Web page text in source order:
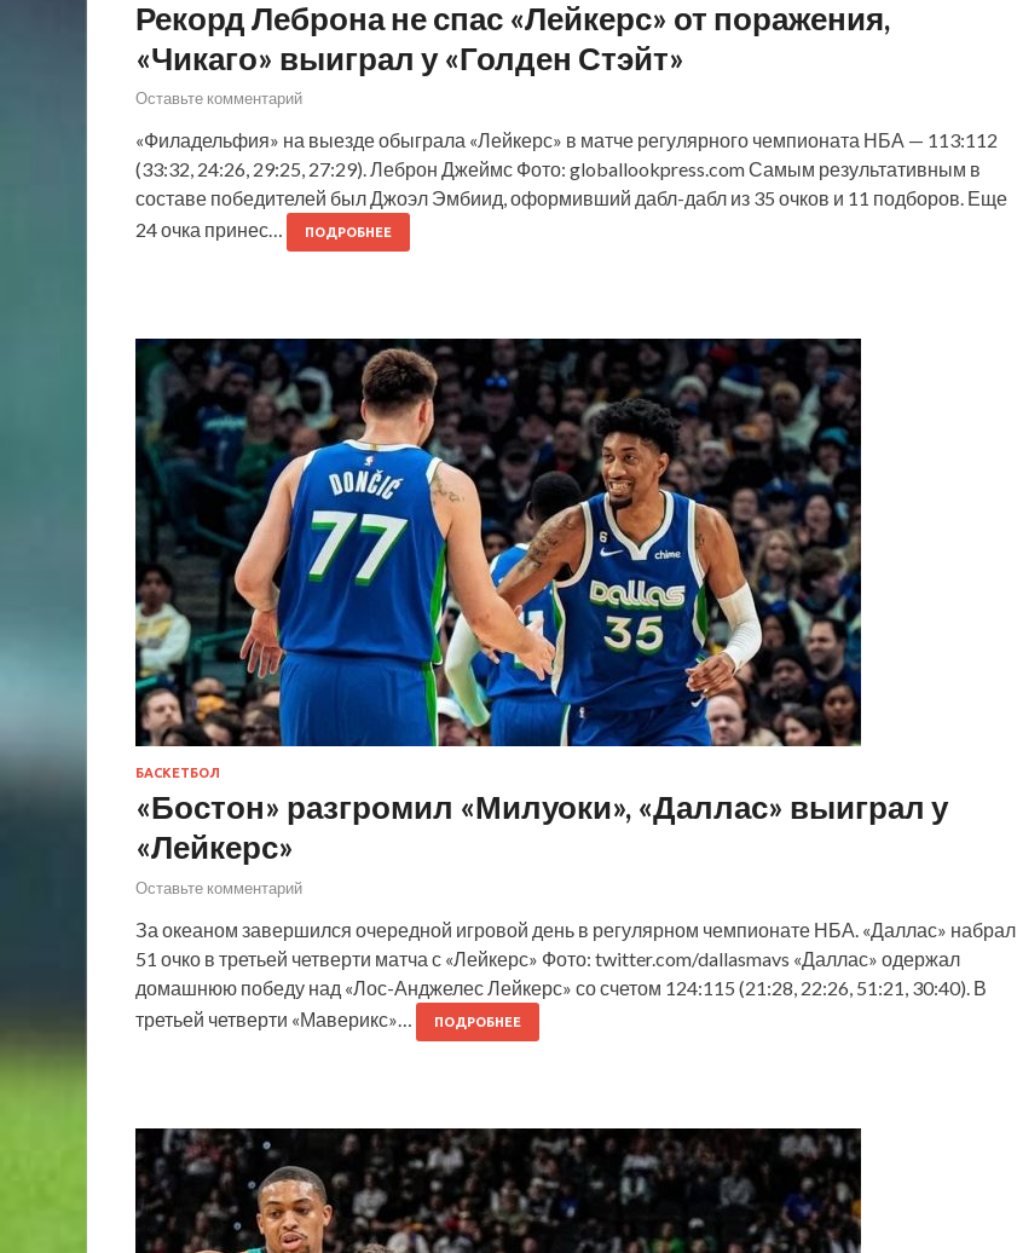
Рекорд Леброна не спас «Лейкерс» от поражения,
«Чикаго» выиграл у «Голден Стэйт»
Оставьте комментарий
«Филадельфия» на выезде обыграла «Лейкерс» в матче регулярного чемпионата НБА — 113:112
(33:32, 24:26, 29:25, 27:29). Леброн Джеймс Фото: globallookpress.com Самым результативным в
составе победителей был Джоэл Эмбиид, оформивший дабл-дабл из 35 очков и 11 подборов. Еще
24 очка принес…
ПОДРОБНЕЕ
БАСКЕТБОЛ
«Бостон» разгромил «Милуоки», «Даллас» выиграл у
«Лейкерс»
Оставьте комментарий
За океаном завершился очередной игровой день в регулярном чемпионате НБА. «Даллас» набрал
51 очко в третьей четверти матча с «Лейкерс» Фото: twitter.com/dallasmavs «Даллас» одержал
домашнюю победу над «Лос-Анджелес Лейкерс» со счетом 124:115 (21:28, 22:26, 51:21, 30:40). В
третьей четверти «Маверикс»…
ПОДРОБНЕЕ